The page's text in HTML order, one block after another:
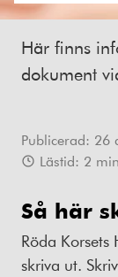
Här finns
dokument
Publicerad: 26
Lästid: 2 min
Så här
Röda
skriva ut.